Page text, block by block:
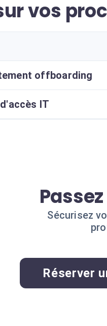
vos
offboarding
IT
Sécurisez
Réserver